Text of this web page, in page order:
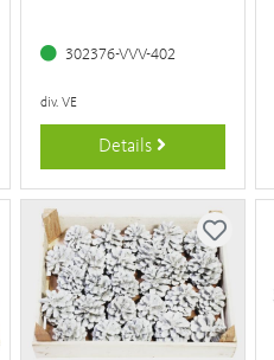
302376-VVV-402
div. VE
Details